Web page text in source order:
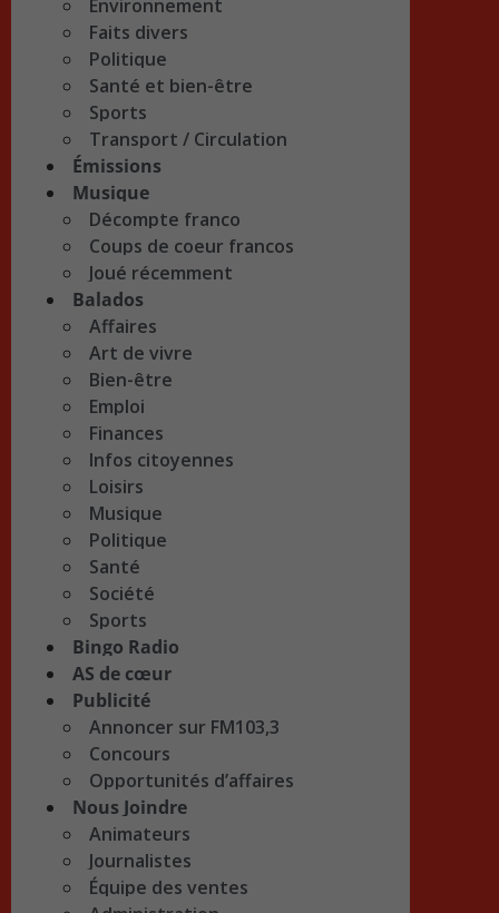
Environnement
Faits divers
Politique
Santé et bien-être
Sports
Transport / Circulation
Émissions
Musique
Décompte franco
Coups de coeur francos
Joué récemment
Balados
Affaires
Art de vivre
Bien-être
Emploi
Finances
Infos citoyennes
Loisirs
Musique
Politique
Santé
Société
Sports
Bingo Radio
AS de cœur
Publicité
Annoncer sur FM103,3
Concours
Opportunités d’affaires
Nous Joindre
Animateurs
Journalistes
Équipe des ventes